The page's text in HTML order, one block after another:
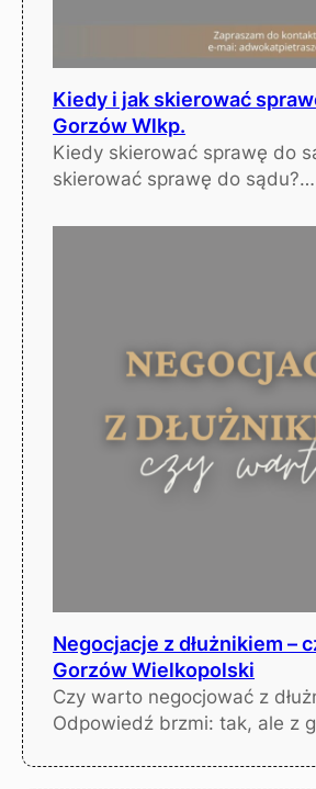
Kiedy i jak skierować
Gorzów Wlkp.
Kiedy skierować sprawę do
skierować sprawę do sądu?…
Negocjacje z dłużnikiem –
Gorzów Wielkopolski
Czy warto negocjować z
Odpowiedź brzmi: tak, ale z